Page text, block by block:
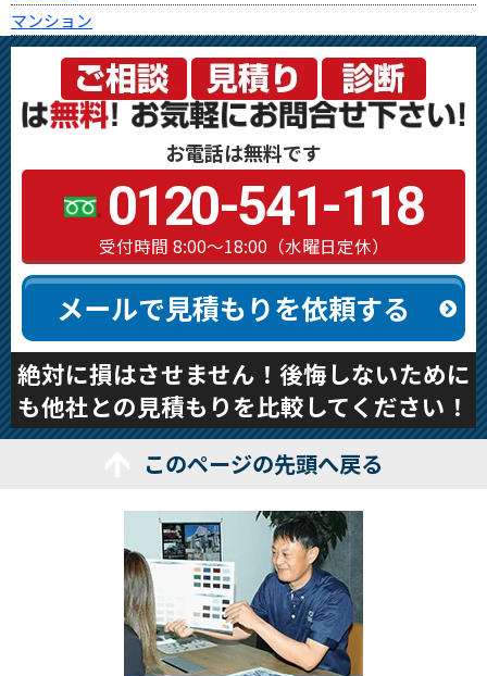
マンション
お電話は無料です
0120-541-118
受付時間 8:00～18:00（水曜日定休）
メールで見積もりを依頼する
絶対に損はさせません！後悔しないために
も他社との見積もりを比較してください！
このページの先頭へ戻る